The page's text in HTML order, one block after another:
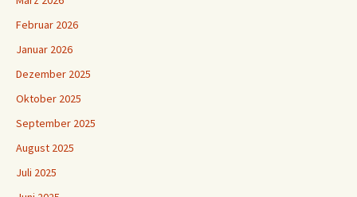
Februar 2026
Januar 2026
Dezember 2025
Oktober 2025
September 2025
August 2025
Juli 2025